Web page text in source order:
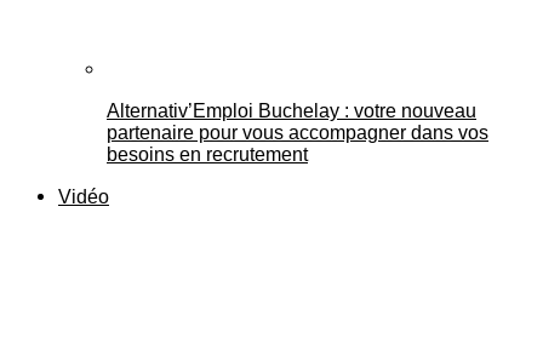
Alternativ’Emploi Buchelay : votre nouveau
partenaire pour vous accompagner dans vos
besoins en recrutement
Vidéo